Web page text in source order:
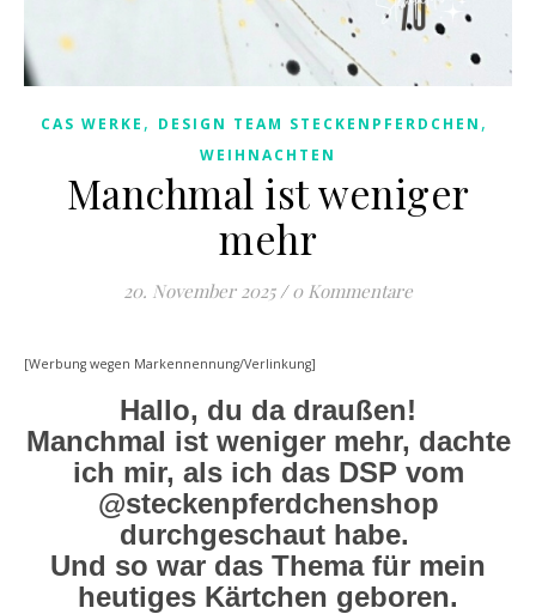
CAS WERKE , DESIGN TEAM STECKENPFERDCHEN ,
WEIHNACHTEN
Manchmal ist weniger
mehr
20. November 2025 / 0 Kommentare
[Werbung wegen Markennennung/Verlinkung]
Hallo, du da draußen!
Manchmal ist weniger mehr, dachte
ich mir, als ich das DSP vom
@steckenpferdchenshop
durchgeschaut habe.
Und so war das Thema für mein
heutiges Kärtchen geboren.